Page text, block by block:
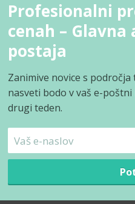
Profesionalni
cenah – Glavna
postaja
Zanimive novice s
nasveti bodo v vaš e-
drugi teden.